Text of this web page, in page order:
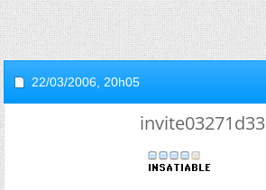
22/03/2006, 20h05
invite03271d33